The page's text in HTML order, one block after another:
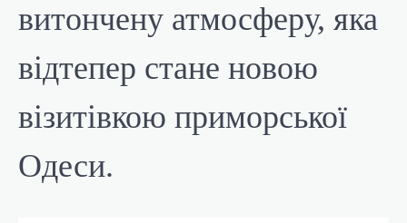
витончену атмосферу, яка
відтепер стане новою
візитівкою приморської
Одеси.